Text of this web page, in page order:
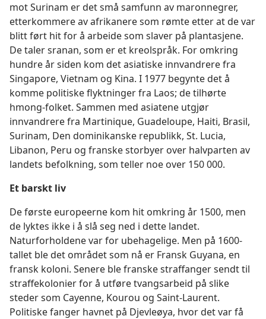
mot Surinam er det små samfunn av maronnegrer,
etterkommere av afrikanere som rømte etter at de var
blitt ført hit for å arbeide som slaver på plantasjene.
De taler sranan, som er et kreolspråk. For omkring
hundre år siden kom det asiatiske innvandrere fra
Singapore, Vietnam og Kina. I 1977 begynte det å
komme politiske flyktninger fra Laos; de tilhørte
hmong-folket. Sammen med asiatene utgjør
innvandrere fra Martinique, Guadeloupe, Haiti, Brasil,
Surinam, Den dominikanske republikk, St. Lucia,
Libanon, Peru og franske storbyer over halvparten av
landets befolkning, som teller noe over 150 000.
Et barskt liv
De første europeerne kom hit omkring år 1500, men
de lyktes ikke i å slå seg ned i dette landet.
Naturforholdene var for ubehagelige. Men på 1600-
tallet ble det området som nå er Fransk Guyana, en
fransk koloni. Senere ble franske straffanger sendt til
straffekolonier for å utføre tvangsarbeid på slike
steder som Cayenne, Kourou og Saint-Laurent.
Politiske fanger havnet på Djevleøya, hvor det var få